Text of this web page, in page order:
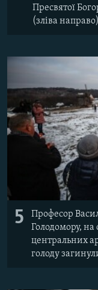
Пресвятої
(зліва направо)
5
Професор
Голодомору, на
центральних
голоду